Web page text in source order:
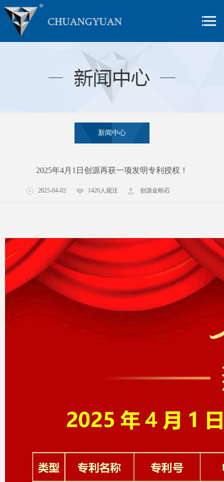
新闻中心
2025年4月1日创源再获一项发明专利授权！
2025-04-02 1420人观注 创源金刚石